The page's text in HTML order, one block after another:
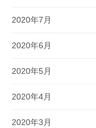
2020年7月
2020年6月
2020年5月
2020年4月
2020年3月